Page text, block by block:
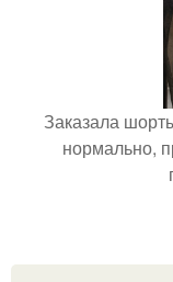
Заказала
нормально,